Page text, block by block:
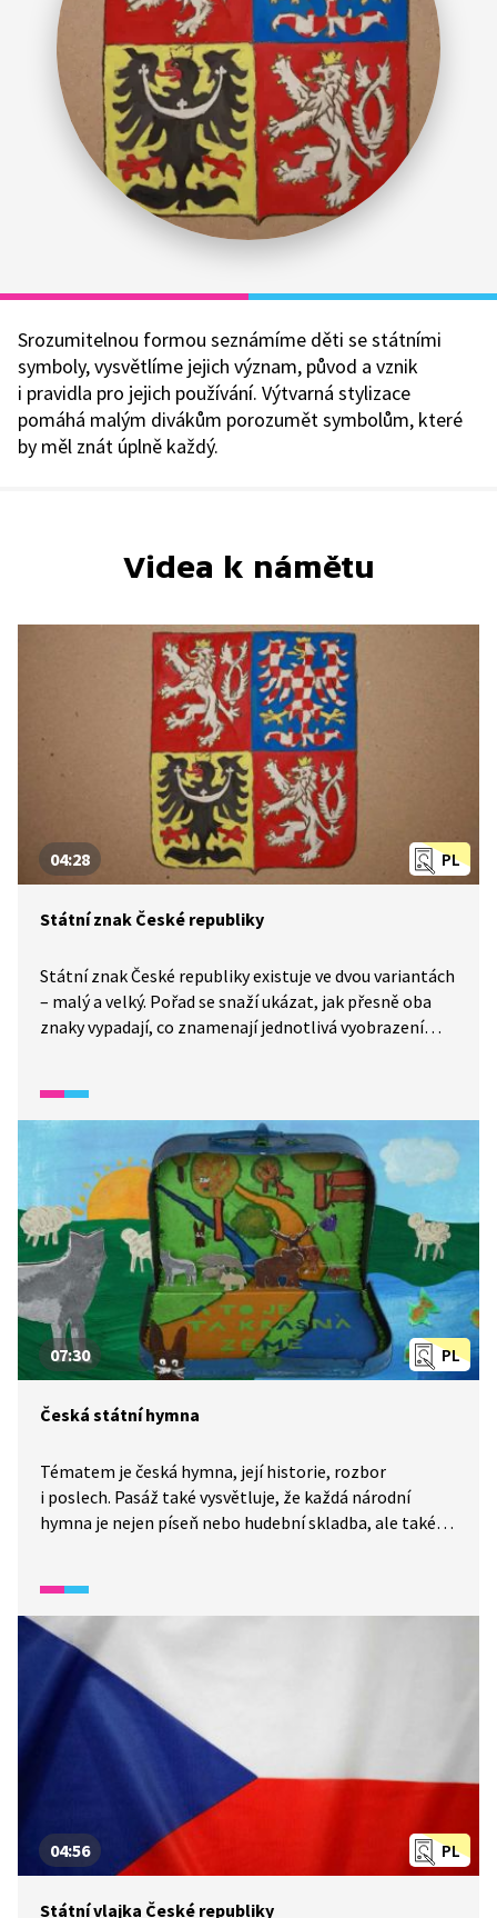
Srozumitelnou formou seznámíme děti se státními
symboly, vysvětlíme jejich význam, původ a vznik
i pravidla pro jejich používání. Výtvarná stylizace
pomáhá malým divákům porozumět symbolům, které
by měl znát úplně každý.
Videa k námětu
PL
04:28
Státní znak České republiky
Státní znak České republiky existuje ve dvou variantách
– malý a velký. Pořad se snaží ukázat, jak přesně oba
znaky vypadají, co znamenají jednotlivá vyobrazení
PL
07:30
Česká státní hymna
Tématem je česká hymna, její historie, rozbor
i poslech. Pasáž také vysvětluje, že každá národní
hymna je nejen píseň nebo hudební skladba, ale také
PL
04:56
Státní vlajka České republiky